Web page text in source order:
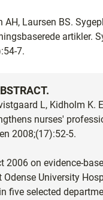
AH, Laursen BS.
artikler.
7.
L, Kidholm K.
nurses'
2008;(17):52-5.
2006 on evidence-
Odense University
five selected